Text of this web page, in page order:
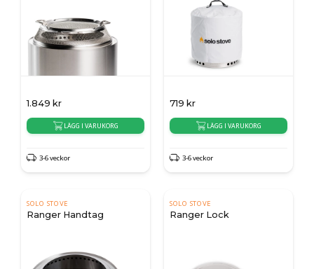
1.849 kr
LÄGG I VARUKORG
3-6 veckor
719 kr
LÄGG I VARUKORG
3-6 veckor
SOLO STOVE
Ranger Handtag
SOLO STOVE
Ranger Lock